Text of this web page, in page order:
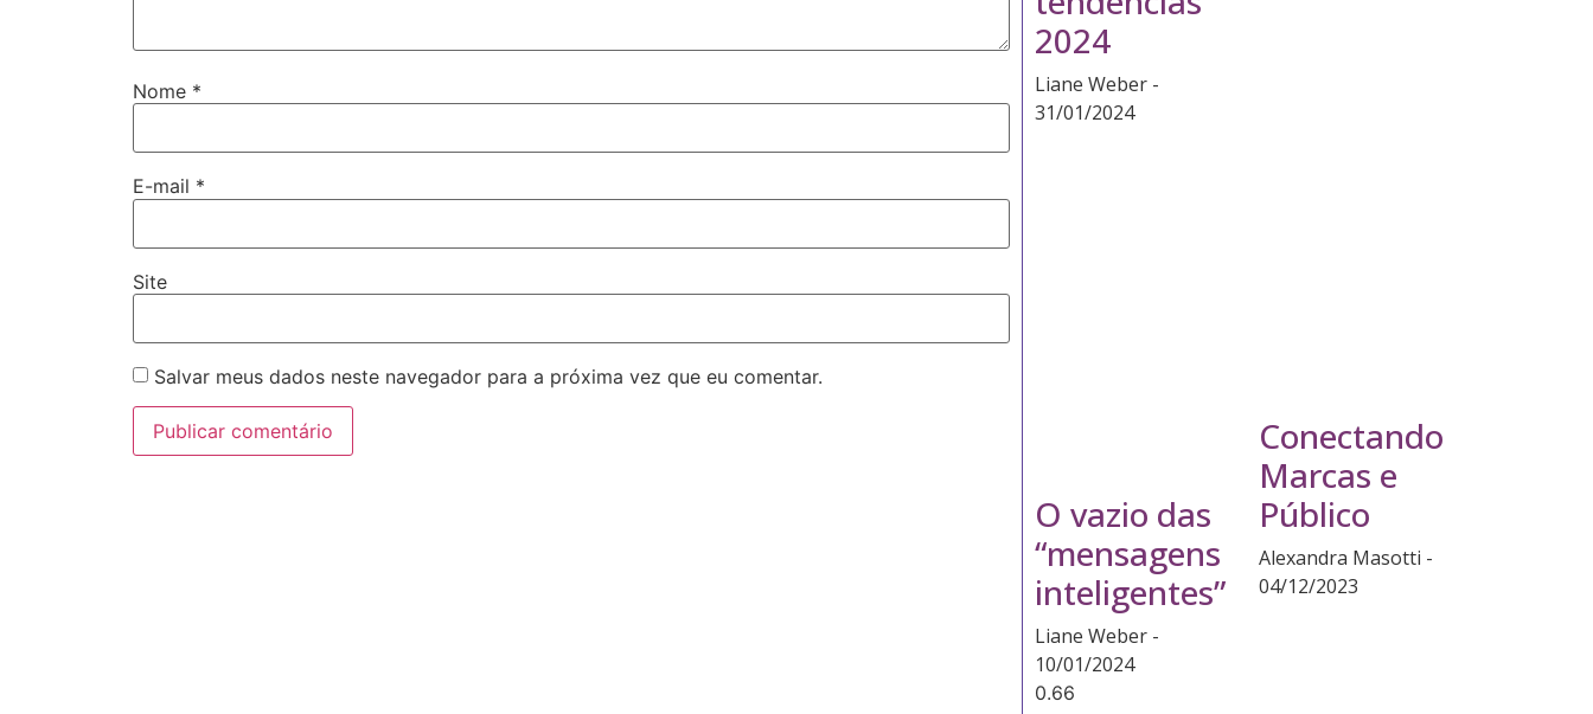
Nome *
E-mail *
Site
Salvar meus dados neste navegador para a próxima vez que eu comentar.
2024
Liane Weber
31/01/2024
O vazio das
“mensagens
inteligentes”
Liane Weber
10/01/2024
Conectando
Marcas e
Público
Alexandra Masotti
04/12/2023